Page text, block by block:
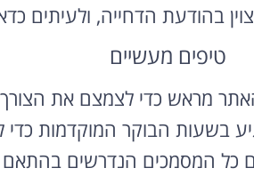
בהודעת הדחייה, ולעיתים
טיפים מעשיים
מראש כדי לצמצם את
בשעות הבוקר המוקדמות
כל המסמכים הנדרשים בהתאם